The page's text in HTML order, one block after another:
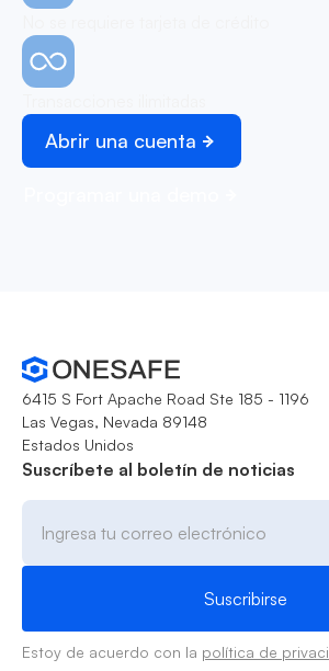
Abrir una cuenta
6415 S Fort Apache Road Ste 185 - 1196
Las Vegas, Nevada 89148
Estados Unidos
Suscríbete al boletín de noticias
Estoy de acuerdo con la política de